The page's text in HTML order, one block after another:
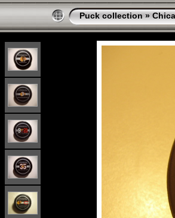
Puck collection »